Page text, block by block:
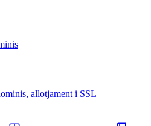
allotjament i SSL